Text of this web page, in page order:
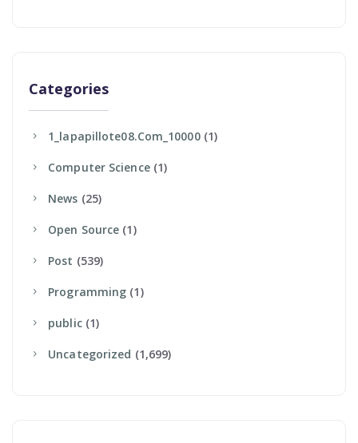
Categories
1_lapapillote08.com_10000(1)
Computer Science(1)
News (25)
Open Source (1)
Post (539)
Programming (1)
Public(1)
Uncategorized (1,699)